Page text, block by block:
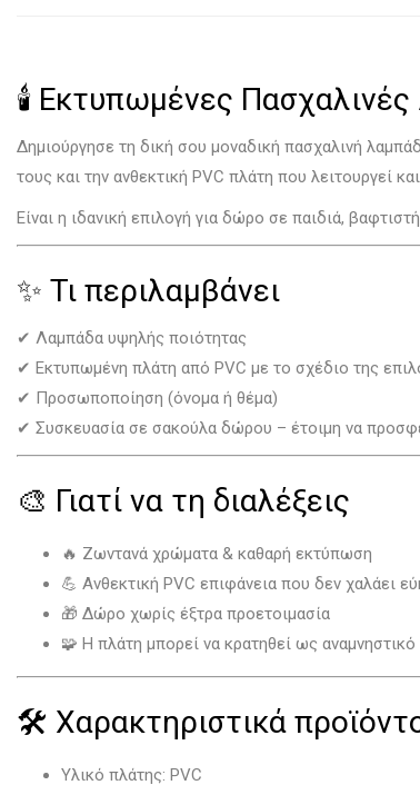
🕯️ Εκτυπωμένες
Δημιούργησε τη δική σου μοναδική πασχαλινή
τους και την ανθεκτική PVC πλάτη που λειτουργεί
Είναι η ιδανική επιλογή για δώρο σε παιδιά,
✨ Τι περιλαμβάνει
✔ Λαμπάδα υψηλής ποιότητας
✔ Εκτυπωμένη πλάτη από PVC με το σχέδιο της
✔ Προσωποποίηση (όνομα ή θέμα)
✔ Συσκευασία σε σακούλα δώρου – έτοιμη να
🎨 Γιατί να τη διαλέξεις
🔥 Ζωντανά χρώματα & καθαρή εκτύπωση
💪 Ανθεκτική PVC επιφάνεια που δεν χαλάει
🎁 Δώρο χωρίς έξτρα προετοιμασία
🧩 Η πλάτη μπορεί να κρατηθεί ως αναμνηστικό
🛠️ Χαρακτηριστικά
Υλικό πλάτης: PVC